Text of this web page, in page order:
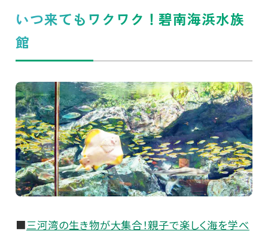
いつ来てもワクワク！碧南海浜水族
館
■三河湾の生き物が大集合！親子で楽しく海を学べ